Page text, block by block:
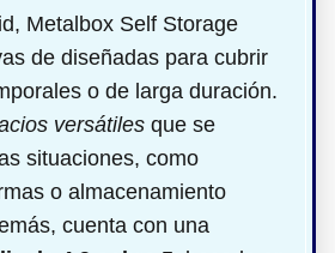
Metalbox Self Storage
de diseñadas para cubrir
o de larga duración.
versátiles que se
situaciones, como
o almacenamiento
cuenta con una